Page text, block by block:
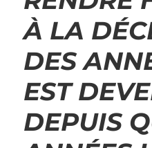
À LA
DES
EST
DEPUIS